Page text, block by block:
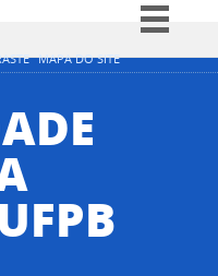
MAPA DO SITE
Simplifique!
Participe
Acesso à informação
Canais